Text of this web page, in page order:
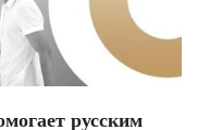
русским